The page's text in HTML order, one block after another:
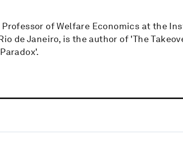
Professor of Welfare Economics at the
de Janeiro, is the author of 'The